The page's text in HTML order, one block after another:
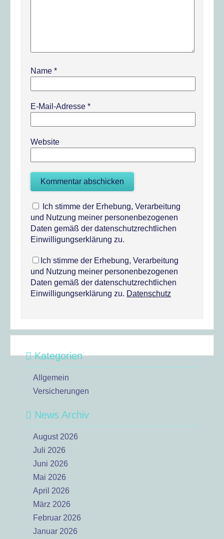
Name *
E-Mail-Adresse *
Website
Ich stimme der Erhebung, Verarbeitung
und Nutzung meiner personenbezogenen
Daten gemäß der datenschutzrechtlichen
Einwilligungserklärung zu.
Ich stimme der Erhebung, Verarbeitung
und Nutzung meiner personenbezogenen
Daten gemäß der datenschutzrechtlichen
Einwilligungserklärung zu. Datenschutz
Kategorien
Allgemein
Versicherungen
News Archiv
August 2026
Juli 2026
Juni 2026
Mai 2026
April 2026
März 2026
Februar 2026
Januar 2026